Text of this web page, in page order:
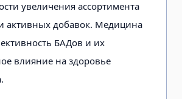
увеличения ассортимента
активных добавок. Медицина
БАДов и их
влияние на здоровье